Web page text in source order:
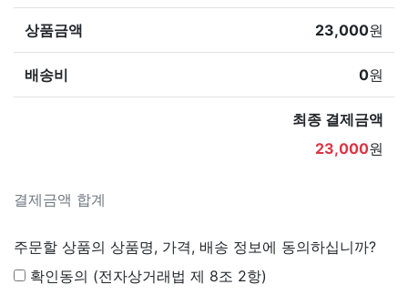
결제금액 합계
상품금액 23,000원
배송비 0원
최종 결제금액
23,000원
주문할 상품의 상품명, 가격, 배송 정보에 동의하십니까?
확인동의 (전자상거래법 제 8조 2항)